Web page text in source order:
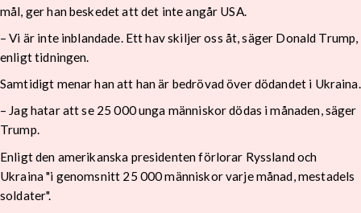
mål, ger han beskedet att det inte angår USA.
– Vi är inte inblandade. Ett hav skiljer oss åt, säger Donald Trump,
enligt tidningen.
Samtidigt menar han att han är bedrövad över dödandet i Ukraina.
– Jag hatar att se 25 000 unga människor dödas i månaden, säger
Trump.
Enligt den amerikanska presidenten förlorar Ryssland och
Ukraina "i genomsnitt 25 000 människor varje månad, mestadels
soldater".